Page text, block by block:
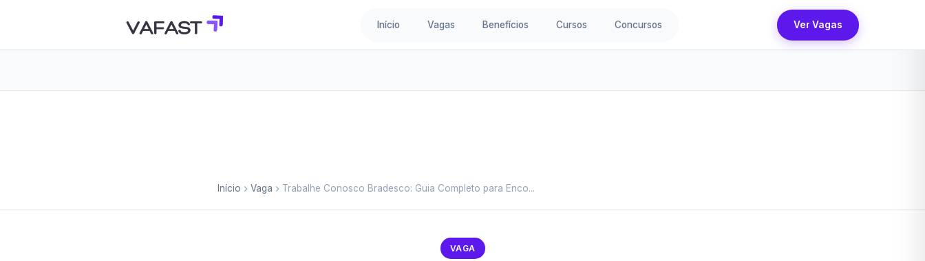
Início Vagas Benefícios Cursos Concursos Ver Vagas
Início Vaga Trabalhe Conosco Bradesco: Guia Completo para Enco...
VAGA